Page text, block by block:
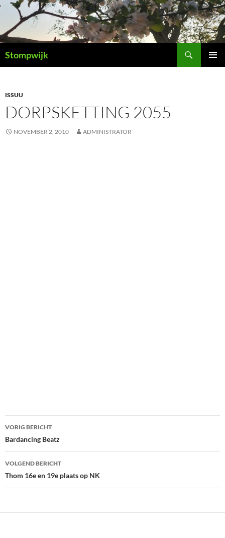
Ga
de
inhoud
Stompwijk
ISSUU
DORPSKETTING 2055
NOVEMBER 2, 2010 ADMINISTRATOR
Bericht
navigatie
VORIG BERICHT
Bardancing Beatz
VOLGEND BERICHT
Thom 16e en 19e plaats op NK